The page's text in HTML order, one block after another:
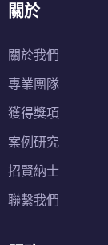
關於
關於我們
專業團隊
獲得獎項
案例研究
招賢納士
聯繫我們